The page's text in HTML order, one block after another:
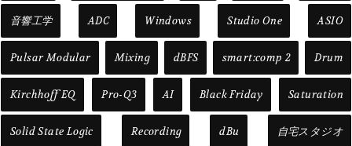
音響工学 ADC Windows Studio One ASIO
Pulsar Modular Mixing dBFS smart:comp 2 Drum
Kirchhoff EQ Pro-Q3 AI Black Friday Saturation
Solid State Logic Recording dBu 自宅スタジオ